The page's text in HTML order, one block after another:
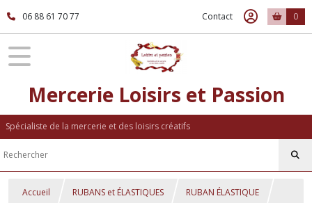
06 88 61 70 77 Contact 0
Mercerie Loisirs et Passion
Spécialiste de la mercerie et des loisirs créatifs
Accueil RUBANS et ÉLASTIQUES RUBAN ÉLASTIQUE